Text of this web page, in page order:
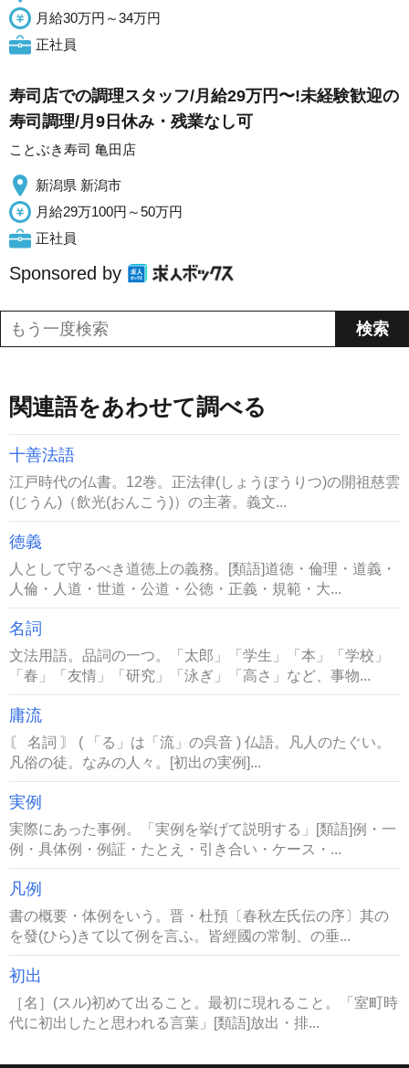
月給30万円～34万円
正社員
寿司店での調理スタッフ/月給29万円〜!未経験歓迎の
寿司調理/月9日休み・残業なし可
ことぶき寿司 亀田店
新潟県 新潟市
月給29万100円～50万円
正社員
Sponsored by
関連語をあわせて調べる
十善法語
江戸時代の仏書。12巻。正法律(しょうぼうりつ)の開祖慈雲
(じうん)（飲光(おんこう)）の主著。義文...
徳義
人として守るべき道徳上の義務。[類語]道徳・倫理・道義・
人倫・人道・世道・公道・公徳・正義・規範・大...
名詞
文法用語。品詞の一つ。「太郎」「学生」「本」「学校」
「春」「友情」「研究」「泳ぎ」「高さ」など、事物...
庸流
〘 名詞 〙 ( 「る」は「流」の呉音 ) 仏語。凡人のたぐい。
凡俗の徒。なみの人々。[初出の実例]...
実例
実際にあった事例。「実例を挙げて説明する」[類語]例・一
例・具体例・例証・たとえ・引き合い・ケース・...
凡例
書の概要・体例をいう。晋・杜預〔春秋左氏伝の序〕其の
を發(ひら)きて以て例を言ふ。皆經國の常制、の垂...
初出
［名］(スル)初めて出ること。最初に現れること。「室町時
代に初出したと思われる言葉」[類語]放出・排...